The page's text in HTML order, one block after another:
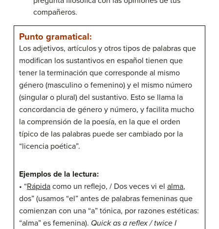
compañeros.
Punto gramatical:
Los adjetivos, artículos y otros tipos de palabras que
modifican los sustantivos en español tienen que
tener la terminación que corresponde al mismo
género (masculino o femenino) y el mismo número
(singular o plural) del sustantivo. Esto se llama la
concordancia de género y número, y facilita mucho
la comprensión de la poesía, en la que el orden
típico de las palabras puede ser cambiado por la
“licencia poética”.
Ejemplos de la lectura:
• “Rápida como un reflejo, / Dos veces vi el alma,
dos” (usamos “el” antes de palabras femeninas que
comienzan con una “a” tónica, por razones estéticas:
“alma” es femenina). Quick as a reflex / twice I